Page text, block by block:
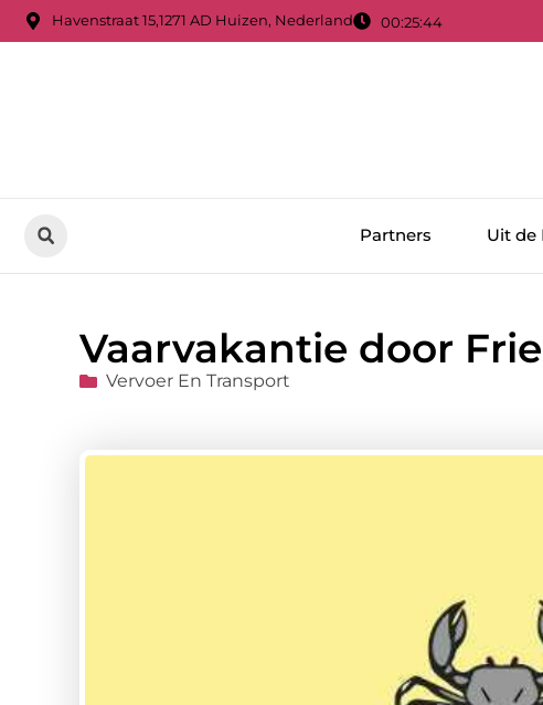
Havenstraat 15,1271 AD Huizen, Nederland 00:25:45
Partners Uit de
Vaarvakantie door
Vervoer En Transport